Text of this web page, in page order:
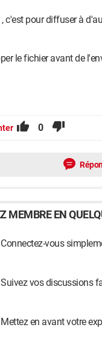
c'est pour diffuser à
le fichier avant de
0
MEMBRE EN
Connectez-vous
Suivez vos discussions
Mettez en avant votre